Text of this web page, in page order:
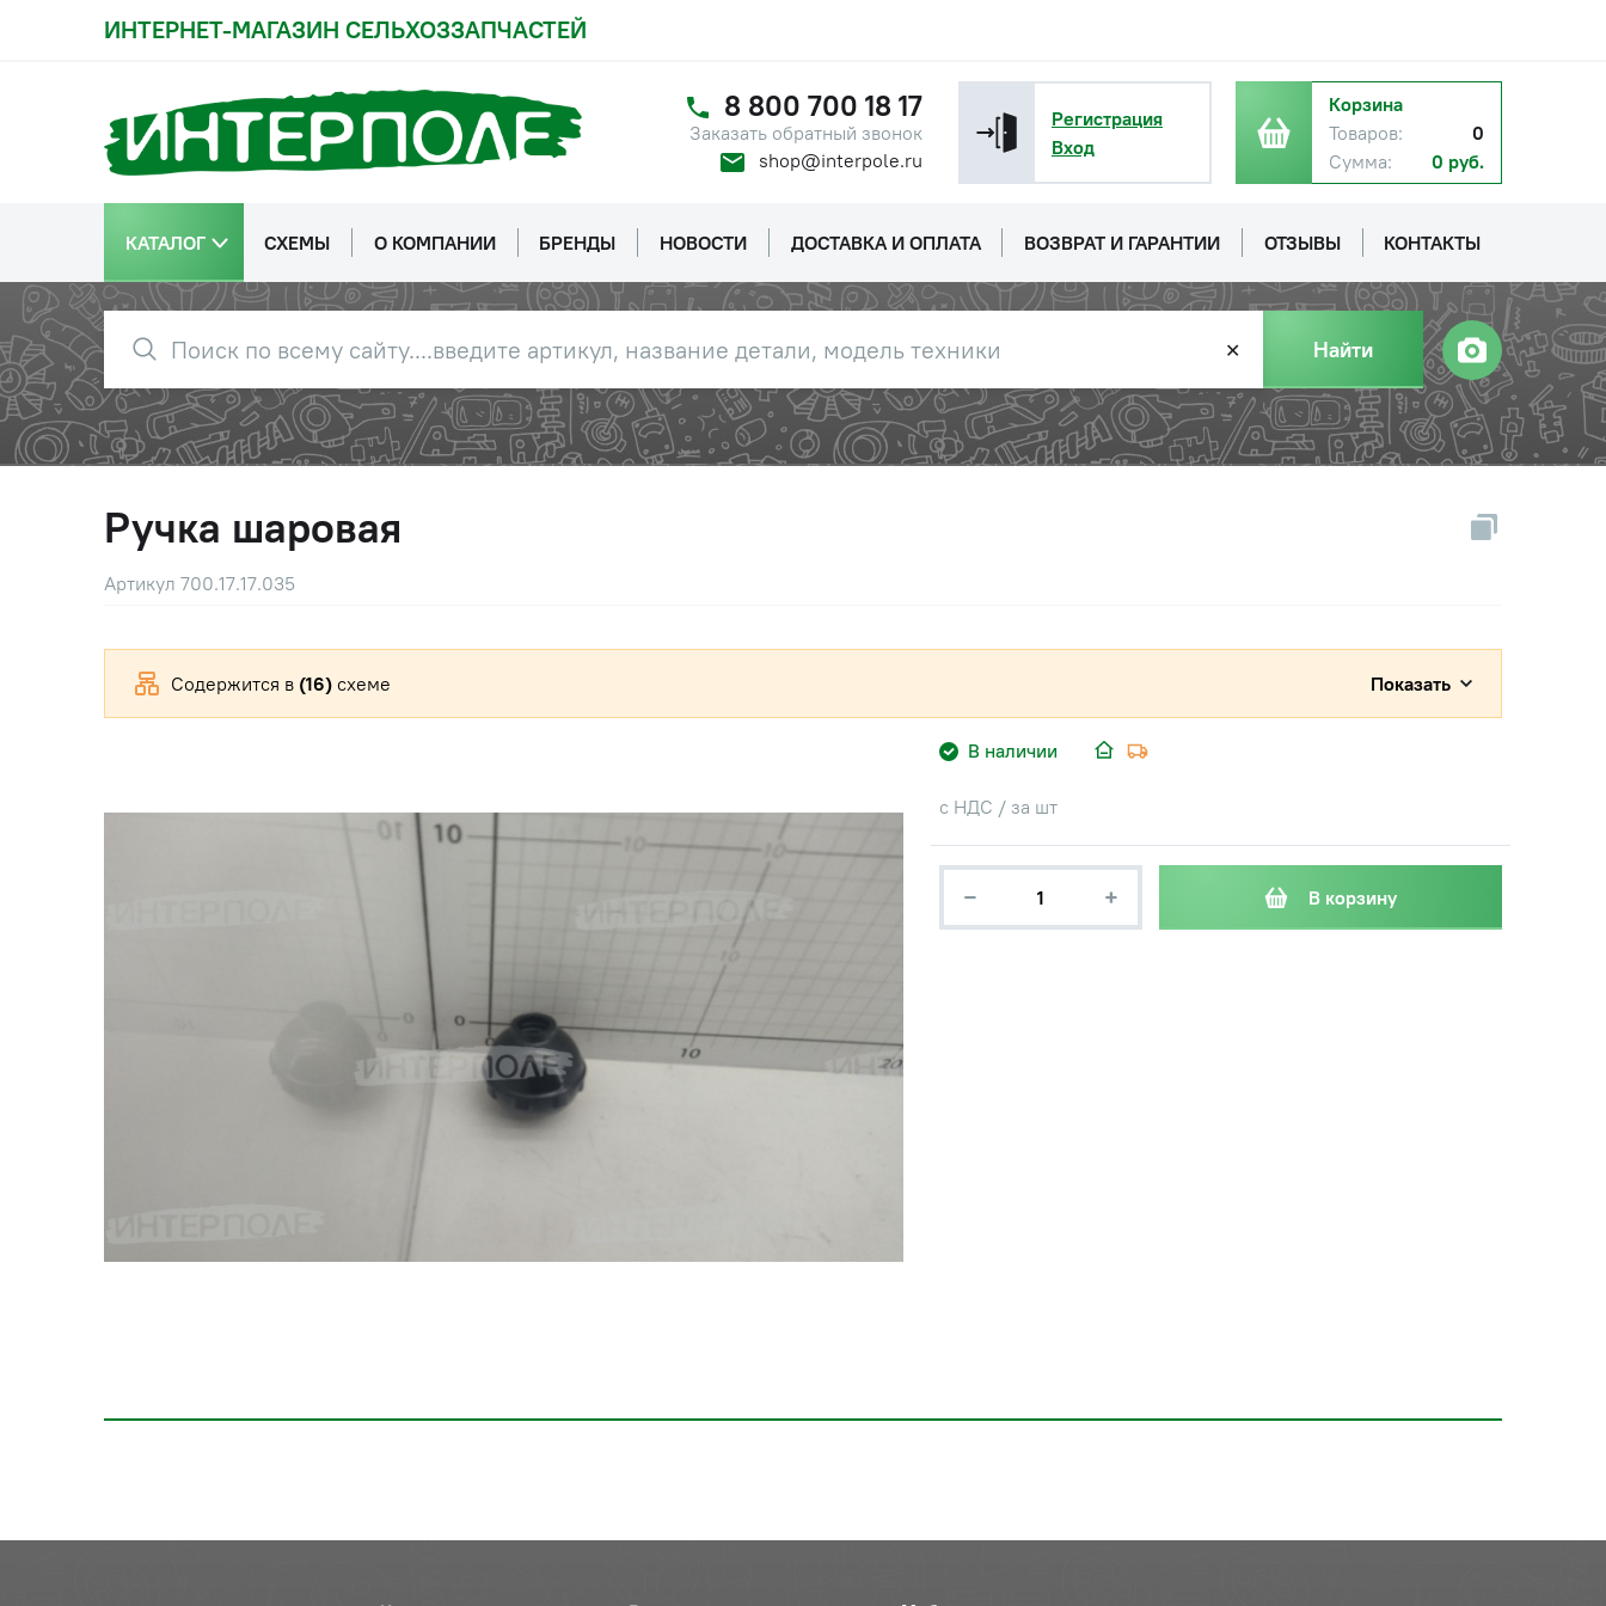
ИНТЕРНЕТ-МАГАЗИН СЕЛЬХОЗЗАПЧАСТЕЙ
8 800 700 18 17
Заказать обратный звонок
shop@interpole.ru
Регистрация
Вход
Корзина
Товаров:
0
Сумма:
0 руб.
КАТАЛОГ СХЕМЫ О КОМПАНИИ БРЕНДЫ НОВОСТИ ДОСТАВКА И ОПЛАТА ВОЗВРАТ И ГАРАНТИИ ОТЗЫВЫ КОНТАКТЫ
✕ Найти
Ручка шаровая
Артикул 700.17.17.035
В наличии
с НДС / за шт
− + В корзину
Содержится в (16) схеме Показать